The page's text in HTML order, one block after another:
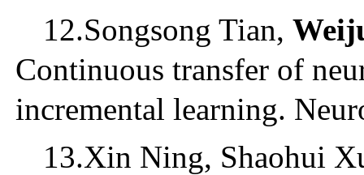
12.Songsong Tian,
Continuous transfer of
incremental learning.
13.Xin Ning, Shaohui